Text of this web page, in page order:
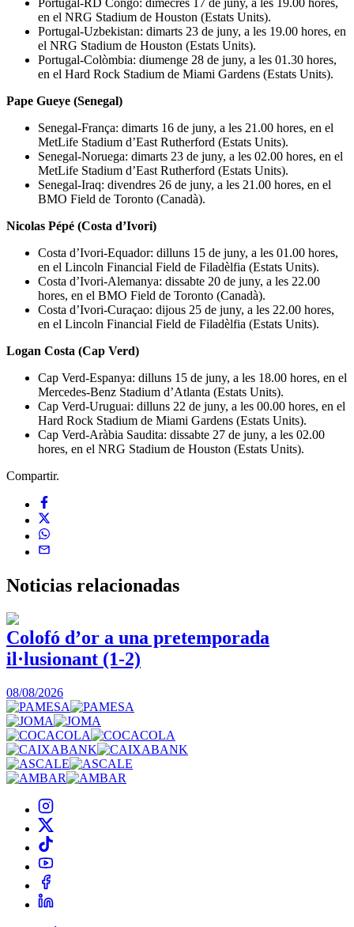
en el NRG Stadium de Houston (Estats Units).
Portugal-Uzbekistan: dimarts 23 de juny, a les 19.00 hores, en
el NRG Stadium de Houston (Estats Units).
Portugal-Colòmbia: diumenge 28 de juny, a les 01.30 hores,
en el Hard Rock Stadium de Miami Gardens (Estats Units).
Pape Gueye (Senegal)
Senegal-França: dimarts 16 de juny, a les 21.00 hores, en el
MetLife Stadium d’East Rutherford (Estats Units).
Senegal-Noruega: dimarts 23 de juny, a les 02.00 hores, en el
MetLife Stadium d’East Rutherford (Estats Units).
Senegal-Iraq: divendres 26 de juny, a les 21.00 hores, en el
BMO Field de Toronto (Canadà).
Nicolas Pépé (Costa d’Ivori)
Costa d’Ivori-Equador: dilluns 15 de juny, a les 01.00 hores,
en el Lincoln Financial Field de Filadèlfia (Estats Units).
Costa d’Ivori-Alemanya: dissabte 20 de juny, a les 22.00
hores, en el BMO Field de Toronto (Canadà).
Costa d’Ivori-Curaçao: dijous 25 de juny, a les 22.00 hores,
en el Lincoln Financial Field de Filadèlfia (Estats Units).
Logan Costa (Cap Verd)
Cap Verd-Espanya: dilluns 15 de juny, a les 18.00 hores, en el
Mercedes-Benz Stadium d’Atlanta (Estats Units).
Cap Verd-Uruguai: dilluns 22 de juny, a les 00.00 hores, en el
Hard Rock Stadium de Miami Gardens (Estats Units).
Cap Verd-Aràbia Saudita: dissabte 27 de juny, a les 02.00
hores, en el NRG Stadium de Houston (Estats Units).
Compartir.
Noticias relacionadas
Colofó d’or a una pretemporada
il·lusionant (1-2)
08/08/2026